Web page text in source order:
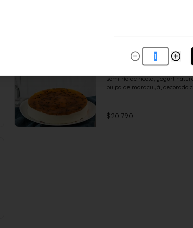
Mousse ricota
semifrío de ricota, yogurt
pulpa de maracuyá, decorado
$20.790